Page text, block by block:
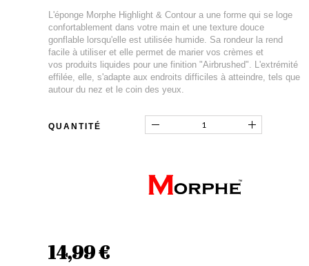
L'éponge Morphe Highlight & Contour a une forme qui se loge
confortablement dans votre main et une texture douce
gonflable lorsqu'elle est utilisée humide. Sa rondeur la rend
facile à utiliser et elle permet de marier vos crèmes et
vos produits liquides pour une finition "Airbrushed". L'extrémité
effilée, elle, s'adapte aux endroits difficiles à atteindre, tels que
autour du nez et le coin des yeux.
QUANTITÉ
14,99 €